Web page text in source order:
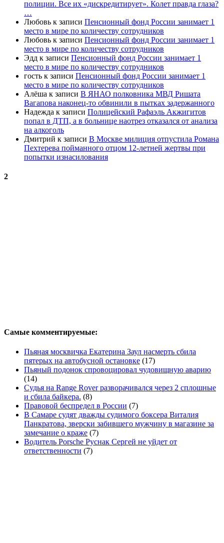
полиции. Все их «дискредитирует». Колет правда глаза?
…
Любовь к записи Пенсионный фонд России занимает 1
место в мире по количеству сотрудников
Любовь к записи Пенсионный фонд России занимает 1
место в мире по количеству сотрудников
Эдд к записи Пенсионный фонд России занимает 1
место в мире по количеству сотрудников
гость к записи Пенсионный фонд России занимает 1
место в мире по количеству сотрудников
Алёша к записи В ЯНАО полковника МВД Ришата
Вагапова наконец-то обвинили в пытках задержанного
Надежда к записи Полицейский Рафаэль Акжигитов
попал в ДТП, а в больнице наотрез отказался от анализа
на алкоголь
Дмитрий к записи В Москве милиция отпустила Романа
Пехтерева пойманного отцом 12-летней жертвы при
попытки изнасилования
2
Самые комментируемые:
Пьяная москвичка Екатерина Заул насмерть сбила
пятерых на автобусной остановке (17)
Пьяный подонок спровоцировал чудовищную аварию
(14)
Судья на Range Rover разворачивался через 2 сплошные
и сбила байкера. (8)
Правовой беспредел в России (7)
В Самаре судят дважды судимого боксера Виталия
Панкратова, зверски забившего мужчину в магазине за
замечание о краже (7)
Водитель Porsche Руснак Сергей не уйдет от
ответственности (7)